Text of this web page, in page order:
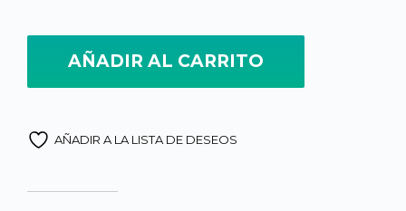
AÑADIR AL CARRITO
AÑADIR A LA LISTA DE DESEOS